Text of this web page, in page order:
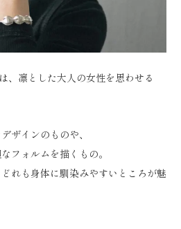
、凛とした大人の女性を思わせる
ザインのものや、
フォルムを描くもの。
れも身体に馴染みやすいところが魅